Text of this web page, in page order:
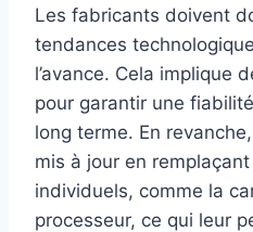
Les fabricants doivent
tendances
l’avance. Cela implique
pour garantir une
long terme. En
mis à jour en
individuels, comme la
processeur, ce qui leur